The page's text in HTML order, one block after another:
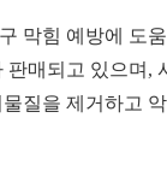
막힘 예방에 도
판매되고 있으며,
질을 제거하고